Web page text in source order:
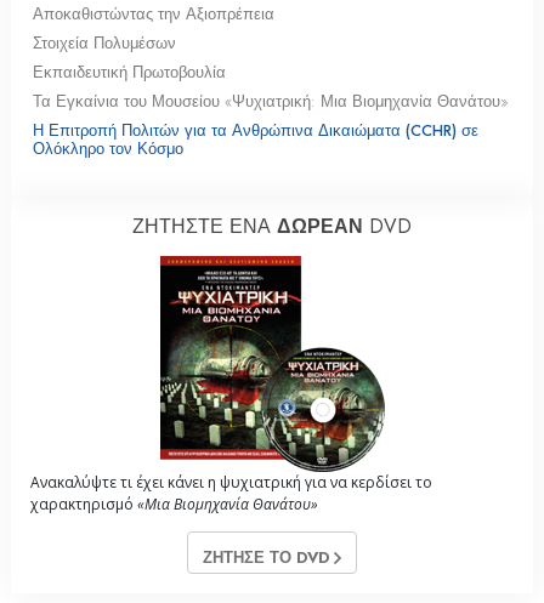
Αποκαθιστώντας την Αξιοπρέπεια
Στοιχεία Πολυμέσων
Εκπαιδευτική Πρωτοβουλία
Τα Εγκαίνια του Μουσείου «Ψυχιατρική: Μια Βιομηχανία Θανάτου»
Η Επιτροπή Πολιτών για τα Ανθρώπινα Δικαιώματα (CCHR) σε
Ολόκληρο τον Κόσμο
ΖΗΤΗΣΤΕ ΕΝΑ ΔΩΡΕΑΝ DVD
Ανακαλύψτε τι έχει κάνει η ψυχιατρική για να κερδίσει το
χαρακτηρισμό «Μια Βιομηχανία Θανάτου»
ΖΗΤΗΣΕ ΤΟ DVD